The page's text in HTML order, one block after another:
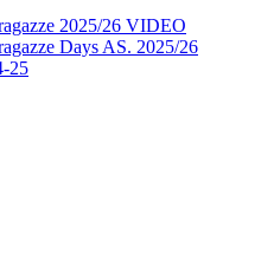
2025/26 VIDEO
Days AS. 2025/26
25